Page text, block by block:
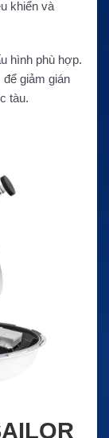
khiển và
hình phù hợp.
giảm gián
tàu.